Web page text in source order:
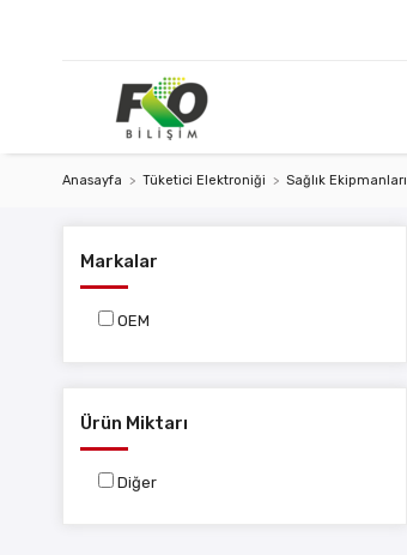
Anasayfa Tüketici Elektroniği Sağlık Ekipmanları
Markalar
OEM
Ürün Miktarı
Diğer